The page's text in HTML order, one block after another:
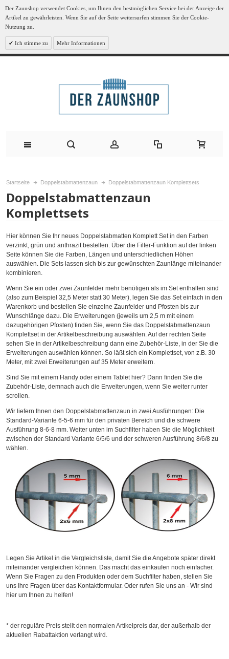
Der Zaunshop verwendet Cookies, um Ihnen den bestmöglichen Service bei der Anzeige der
Artikel zu gewährleisten. Wenn Sie auf der Seite weitersurfen stimmen Sie der Cookie-
Nutzung zu.
Ich stimme zu Mehr Informationen
Startseite Doppelstabmattenzaun Doppelstabmattenzaun Komplettsets
Doppelstabmattenzaun
Komplettsets
Hier können Sie Ihr neues Doppelstabmatten Komplett Set in den Farben
verzinkt, grün und anthrazit bestellen. Über die Filter-Funktion auf der linken
Seite können Sie die Farben, Längen und unterschiedlichen Höhen
auswählen. Die Sets lassen sich bis zur gewünschten Zaunlänge miteinander
kombinieren.
Wenn Sie ein oder zwei Zaunfelder mehr benötigen als im Set enthalten sind
(also zum Beispiel 32,5 Meter statt 30 Meter), legen Sie das Set einfach in den
Warenkorb und bestellen Sie einzelne Zaunfelder und Pfosten bis zur
Wunschlänge dazu. Die Erweiterungen (jeweils um 2,5 m mit einem
dazugehörigen Pfosten) finden Sie, wenn Sie das Doppelstabmattenzaun
Komplettset in der Artikelbeschreibung auswählen. Auf der rechten Seite
sehen Sie in der Artikelbeschreibung dann eine Zubehör-Liste, in der Sie die
Erweiterungen auswählen können. So läßt sich ein Komplettset, von z.B. 30
Meter, mit zwei Erweiterungen auf 35 Meter erweitern.
Sind Sie mit einem Handy oder einem Tablet hier? Dann finden Sie die
Zubehör-Liste, demnach auch die Erweiterungen, wenn Sie weiter runter
scrollen.
Wir liefern Ihnen den Doppelstabmattenzaun in zwei Ausführungen: Die
Standard-Variante 6-5-6 mm für den privaten Bereich und die schwere
Ausführung 8-6-8 mm. Weiter unten im Suchfilter haben Sie die Möglichkeit
zwischen der Standard Variante 6/5/6 und der schweren Ausführung 8/6/8 zu
wählen.
Legen Sie Artikel in die Vergleichsliste, damit Sie die Angebote später direkt
miteinander vergleichen können. Das macht das einkaufen noch einfacher.
Wenn Sie Fragen zu den Produkten oder dem Suchfilter haben, stellen Sie
uns Ihre Fragen über das Kontaktformular. Oder rufen Sie uns an - Wir sind
hier um Ihnen zu helfen!
* der reguläre Preis stellt den normalen Artikelpreis dar, der außerhalb der
aktuellen Rabattaktion verlangt wird.